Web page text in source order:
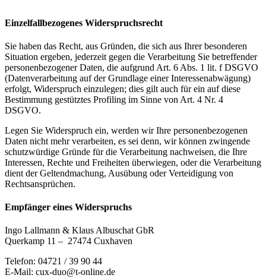
Einzelfallbezogenes Widerspruchsrecht
Sie haben das Recht, aus Gründen, die sich aus Ihrer besonderen
Situation ergeben, jederzeit gegen die Verarbeitung Sie betreffender
personenbezogener Daten, die aufgrund Art. 6 Abs. 1 lit. f DSGVO
(Datenverarbeitung auf der Grundlage einer Interessenabwägung)
erfolgt, Widerspruch einzulegen; dies gilt auch für ein auf diese
Bestimmung gestütztes Profiling im Sinne von Art. 4 Nr. 4
DSGVO.
Legen Sie Widerspruch ein, werden wir Ihre personenbezogenen
Daten nicht mehr verarbeiten, es sei denn, wir können zwingende
schutzwürdige Gründe für die Verarbeitung nachweisen, die Ihre
Interessen, Rechte und Freiheiten überwiegen, oder die Verarbeitung
dient der Geltendmachung, Ausübung oder Verteidigung von
Rechtsansprüchen.
Empfänger eines Widerspruchs
Ingo Lallmann & Klaus Albuschat GbR
Querkamp 11 – 27474 Cuxhaven
Telefon: 04721 / 39 90 44
E-Mail: cux-duo@t-online.de